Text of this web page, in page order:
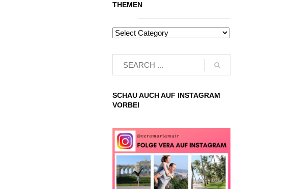
THEMEN
SCHAU AUCH AUF INSTAGRAM
VORBEI